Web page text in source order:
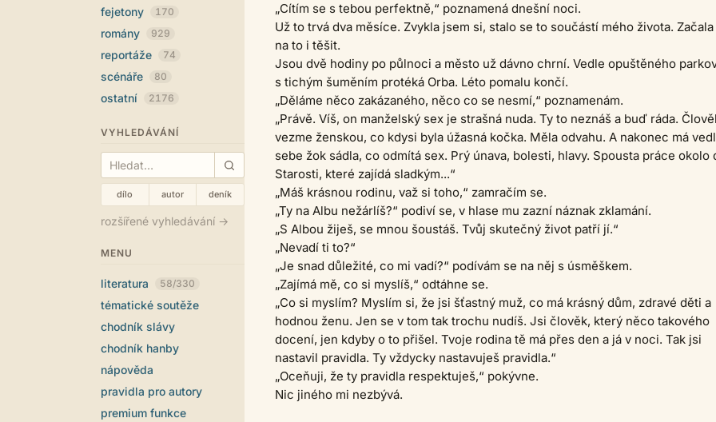
fejetony 170
romány 929
reportáže 74
scénáře 80
ostatní 2176
VYHLEDÁVÁNÍ
dílo autor deník
rozšířené vyhledávání →
MENU
literatura 58/330
tématické soutěže
chodník slávy
chodník hanby
nápověda
pravidla pro autory
premium funkce
„Cítím se s tebou perfektně,“ poznamená dnešní noci.
Už to trvá dva měsíce. Zvykla jsem si, stalo se to součástí mého života. Začala
na to i těšit.
Jsou dvě hodiny po půlnoci a město už dávno chrní. Vedle opuštěného
s tichým šuměním protéká Orba. Léto pomalu končí.
„Děláme něco zakázaného, něco co se nesmí,“ poznamenám.
„Právě. Víš, on manželský sex je strašná nuda. Ty to neznáš a buď ráda.
vezme ženskou, co kdysi byla úžasná kočka. Měla odvahu. A nakonec má
sebe žok sádla, co odmítá sex. Prý únava, bolesti, hlavy. Spousta práce okolo
Starosti, které zajídá sladkým...“
„Máš krásnou rodinu, važ si toho,“ zamračím se.
„Ty na Albu nežárlíš?“ podiví se, v hlase mu zazní náznak zklamání.
„S Albou žiješ, se mnou šoustáš. Tvůj skutečný život patří jí.“
„Nevadí ti to?“
„Je snad důležité, co mi vadí?“ podívám se na něj s úsměškem.
„Zajímá mě, co si myslíš,“ odtáhne se.
„Co si myslím? Myslím si, že jsi šťastný muž, co má krásný dům, zdravé děti a
hodnou ženu. Jen se v tom tak trochu nudíš. Jsi člověk, který něco takového
docení, jen kdyby o to přišel. Tvoje rodina tě má přes den a já v noci. Tak jsi
nastavil pravidla. Ty vždycky nastavuješ pravidla.“
„Oceňuji, že ty pravidla respektuješ,“ pokývne.
Nic jiného mi nezbývá.